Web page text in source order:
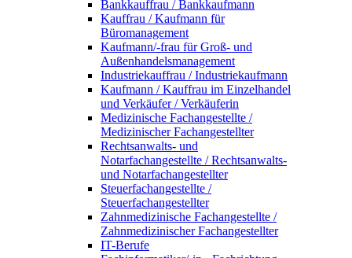
Bankkauffrau / Bankkaufmann
Kauffrau / Kaufmann für
Büromanagement
Kaufmann/-frau für Groß- und
Außenhandelsmanagement
Industriekauffrau / Industriekaufmann
Kaufmann / Kauffrau im Einzelhandel
und Verkäufer / Verkäuferin
Medizinische Fachangestellte /
Medizinischer Fachangestellter
Rechtsanwalts- und
Notarfachangestellte / Rechtsanwalts-
und Notarfachangestellter
Steuerfachangestellte /
Steuerfachangestellter
Zahnmedizinische Fachangestellte /
Zahnmedizinischer Fachangestellter
IT-Berufe